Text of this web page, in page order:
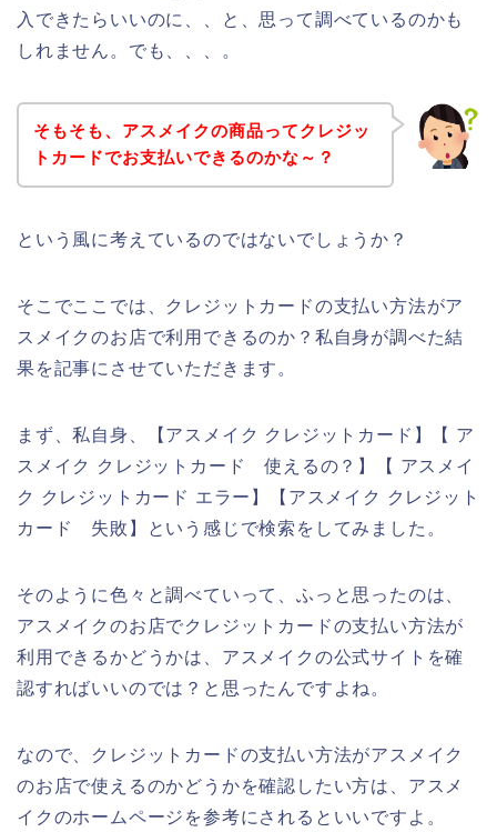
入できたらいいのに、、と、思って調べているのかも
しれません。でも、、、。
そもそも、アスメイクの商品ってクレジッ
トカードでお支払いできるのかな～？
という風に考えているのではないでしょうか？
そこでここでは、クレジットカードの支払い方法がア
スメイクのお店で利用できるのか？私自身が調べた結
果を記事にさせていただきます。
まず、私自身、【アスメイク クレジットカード】【 ア
スメイク クレジットカード 使えるの？】【 アスメイ
ク クレジットカード エラー】【アスメイク クレジット
カード 失敗】という感じで検索をしてみました。
そのように色々と調べていって、ふっと思ったのは、
アスメイクのお店でクレジットカードの支払い方法が
利用できるかどうかは、アスメイクの公式サイトを確
認すればいいのでは？と思ったんですよね。
なので、クレジットカードの支払い方法がアスメイク
のお店で使えるのかどうかを確認したい方は、アスメ
イクのホームページを参考にされるといいですよ。